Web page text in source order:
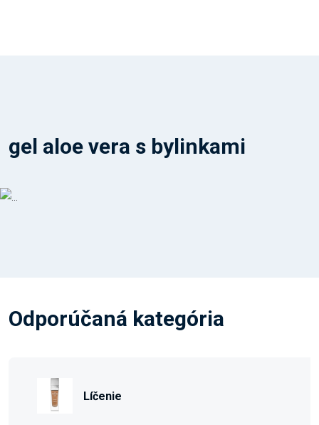
gel aloe vera s bylinkami
Odporúčaná kategória
Líčenie